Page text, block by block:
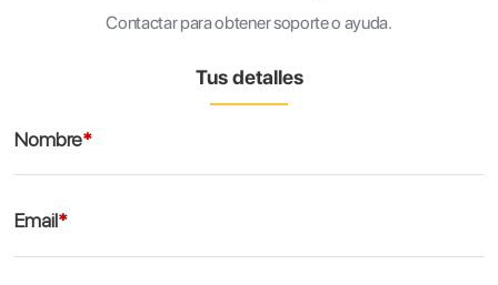
Contactar para obtener soporte o ayuda.
Tus detalles
Nombre*
Email*